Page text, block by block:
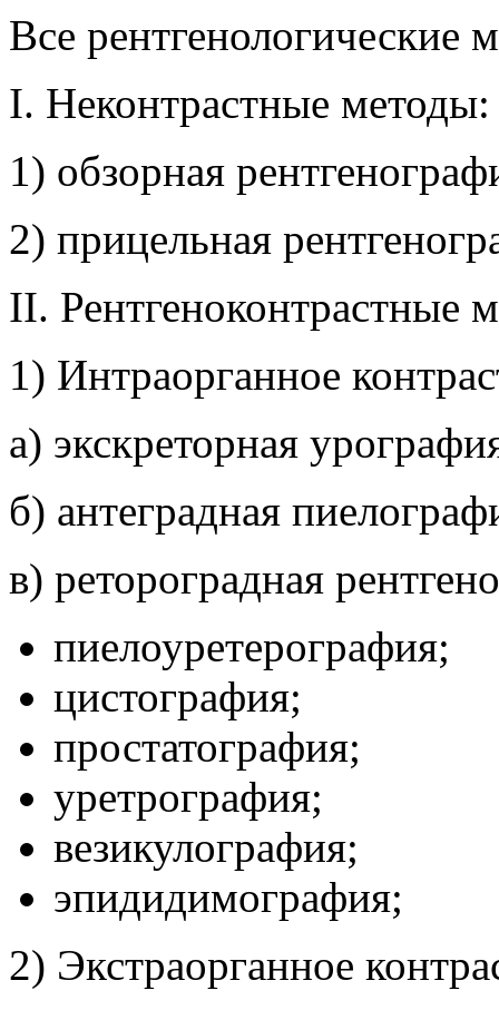
Все рентгенологические
I. Неконтрастные методы:
1) обзорная
2) прицельная
II. Рентгеноконтрастные
1) Интраорганное
а) экскреторная
б) антеградная
в) ретороградная
пиелоуретерография;
цистография;
простатография;
уретрография;
везикулография;
эпидидимография;
2) Экстраорганное